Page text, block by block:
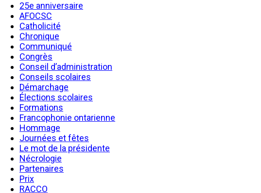
25e anniversaire
AFOCSC
Catholicité
Chronique
Communiqué
Congrès
Conseil d’administration
Conseils scolaires
Démarchage
Élections scolaires
Formations
Francophonie ontarienne
Hommage
Journées et fêtes
Le mot de la présidente
Nécrologie
Partenaires
Prix
RACCO